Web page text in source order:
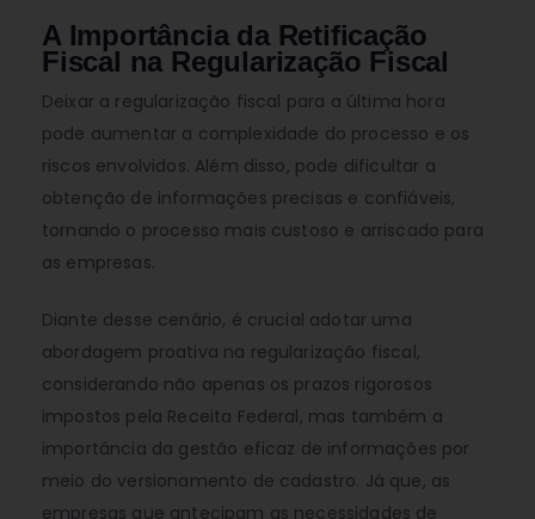
A Importância da Retificação
Fiscal na Regularização Fiscal
Deixar a regularização fiscal para a última hora
pode aumentar a complexidade do processo e os
riscos envolvidos. Além disso, pode dificultar a
obtenção de informações precisas e confiáveis,
tornando o processo mais custoso e arriscado para
as empresas.
Diante desse cenário, é crucial adotar uma
abordagem proativa na regularização fiscal,
considerando não apenas os prazos rigorosos
impostos pela Receita Federal, mas também a
importância da gestão eficaz de informações por
meio do versionamento de cadastro. Já que, as
empresas que antecipam as necessidades de